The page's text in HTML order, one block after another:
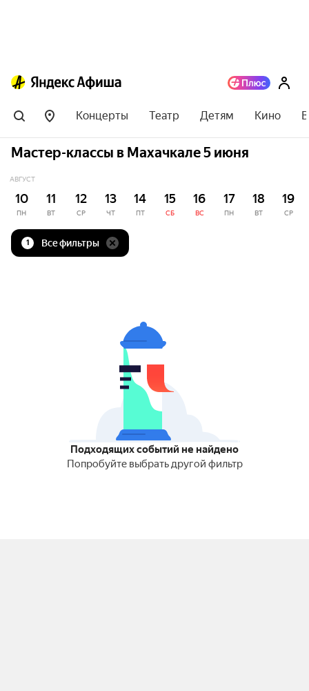
Концерты Театр Детям Кино
Мастер-классы в Махачкале 5 июня
АВГУСТ
10
ПН
11
ВТ
12
СР
13
ЧТ
14
ПТ
15
СБ
16
ВС
17
ПН
18
ВТ
19
СР
1 Все фильтры
Подходящих событий не найдено
Попробуйте выбрать другой фильтр